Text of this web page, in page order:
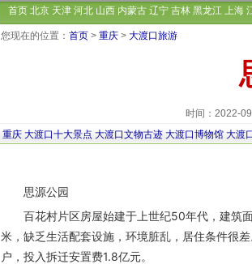
首页 北京 天津 河北 山西 内蒙古 辽宁 吉林 黑龙江 上海
您现在的位置： 首页 > 重庆 > 大渡口旅游
时间：2022-
重庆 大渡口十大景点 大渡口文物古迹 大渡口博物馆 大渡
思源公园
百花村片区房屋始建于上世纪50年代，建筑
米，缺乏生活配套设施，环境脏乱，居住条件很
户，投入拆迁安置费1.8亿元。